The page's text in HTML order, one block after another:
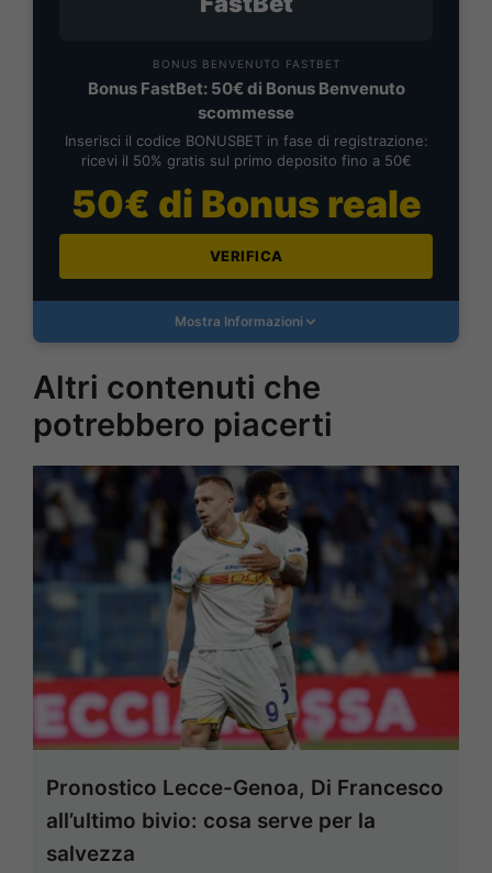
BONUS BENVENUTO FASTBET
Bonus FastBet: 50€ di Bonus Benvenuto
scommesse
Inserisci il codice BONUSBET in fase di registrazione:
ricevi il 50% gratis sul primo deposito fino a 50€
50€ di Bonus reale
VERIFICA
Mostra Informazioni
Altri contenuti che
potrebbero piacerti
Pronostico Lecce-Genoa, Di Francesco
all’ultimo bivio: cosa serve per la
salvezza